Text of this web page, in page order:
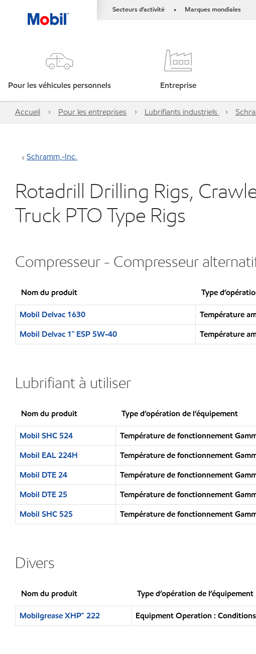
Secteurs d’activité • Marques mondiales
Pour les véhicules personnels Entreprise
Accueil Pour les entreprises Lubrifiants industriels
Schramm,-Inc.
Rotadrill Drilling Rigs,
Truck PTO Type Rigs
Compresseur - Compresseur
Nom du produit Type
Mobil Delvac 1630
Température
Mobil Delvac 1™ ESP 5W-40
Température
Lubrifiant à utiliser
Nom du produit Type d’opération de l’équipement
Mobil SHC 524
Température de fonctionnement
Mobil EAL 224H
Température de fonctionnement
Mobil DTE 24
Température de fonctionnement
Mobil DTE 25
Température de fonctionnement
Mobil SHC 525
Température de fonctionnement
Divers
Nom du produit Type d’opération de l’équipement
Mobilgrease XHP🅪 222 Equipment Operation :